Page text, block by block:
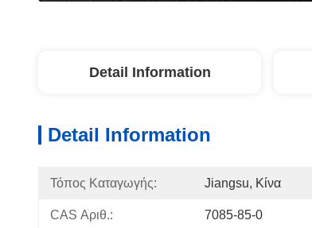
Detail Information
Detail Information
Τόπος Καταγωγής: Jiangsu, Κίνα
CAS Αριθ.: 7085-85-0